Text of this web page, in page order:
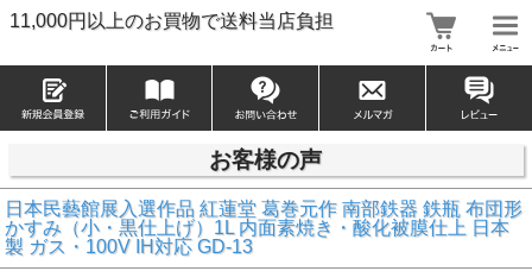
11,000円以上のお買物で送料当店負担
お客様の声
日本民藝館展入選作品 紅蓮堂 葛巻元作 南部鉄器 鉄瓶 布団形
かすみ（小・黒仕上げ）1L 内面素焼き・酸化被膜仕上 日本
製 ガス・100V IH対応 GD-13